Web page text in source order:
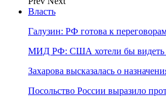
Власть
Галузин: РФ готова к
МИД РФ: США хотели бы видеть
Захарова высказалась о
Посольство России выразило